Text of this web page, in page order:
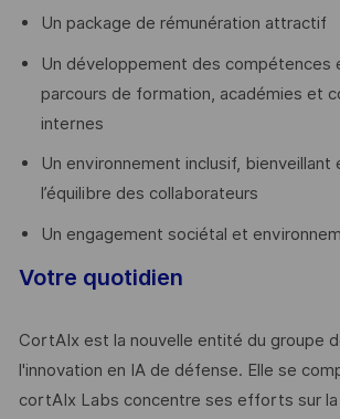
Un package de rémunération attractif
Un développement des compétences
parcours de formation, académies et
internes
Un environnement inclusif,
l’équilibre des collaborateurs
Un engagement sociétal et
Votre quotidien
CortAIx est la nouvelle entité du groupe
l'innovation en IA de défense. Elle se
cortAIx Labs concentre ses efforts sur la